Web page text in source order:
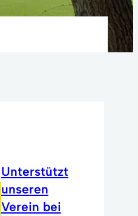
Unterstützt
unseren
Verein bei